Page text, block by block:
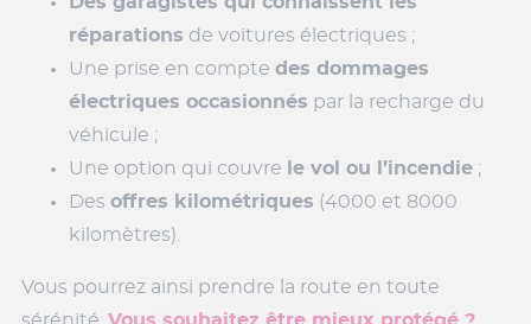
réparations de voitures électriques ;
Une prise en compte des dommages
électriques occasionnés par la recharge du
véhicule ;
Une option qui couvre
le vol ou l’incendie ;
Des offres kilométriques (4000 et 8000
kilomètres).
Vous pourrez ainsi prendre la route en toute